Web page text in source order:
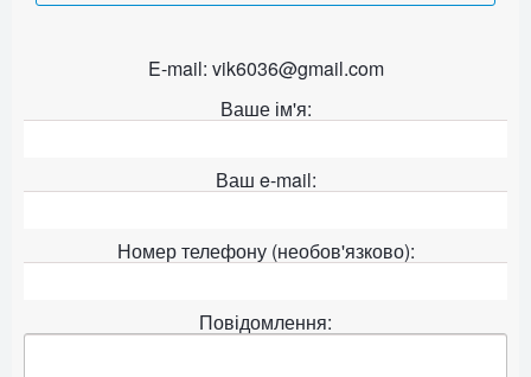
E-mail: vik6036@gmail.com
Ваше ім'я:
Ваш e-mail:
Номер телефону (необов'язково):
Повідомлення: